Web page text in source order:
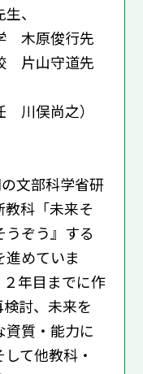
、
俊行先
片山守道先
尚之）
文部科学省研
科「未来そ
うぞう』する
めていま
年目までに作
討、未来を
資質・能力に
て他教科・